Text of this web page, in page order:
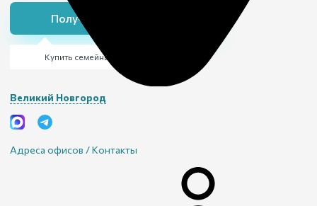
Великий Новгород
Адреса офисов / Контакты
Получить консультацию
Купить семейный памятник